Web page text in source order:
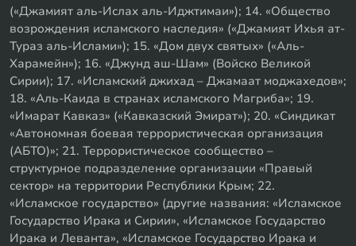
(«Джамият аль-Ислах аль-Иджтимаи»); 14. «Общество
возрождения исламского наследия» («Джамият Ихья ат-
Тураз аль-Ислами»); 15. «Дом двух святых» («Аль-
Харамейн»); 16. «Джунд аш-Шам» (Войско Великой
Сирии); 17. «Исламский джихад – Джамаат моджахедов»;
18. «Аль-Каида в странах исламского Магриба»; 19.
«Имарат Кавказ» («Кавказский Эмират»); 20. «Синдикат
«Автономная боевая террористическая организация
(АБТО)»; 21. Террористическое сообщество –
структурное подразделение организации «Правый
сектор» на территории Республики Крым; 22.
«Исламское государство» (другие названия: «Исламское
Государство Ирака и Сирии», «Исламское Государство
Ирака и Леванта», «Исламское Государство Ирака и